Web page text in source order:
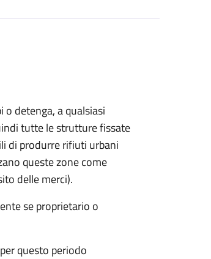
o detenga, a qualsiasi
tutte le strutture fissate
di produrre rifiuti urbani
queste zone come
delle merci).
se proprietario o
questo periodo